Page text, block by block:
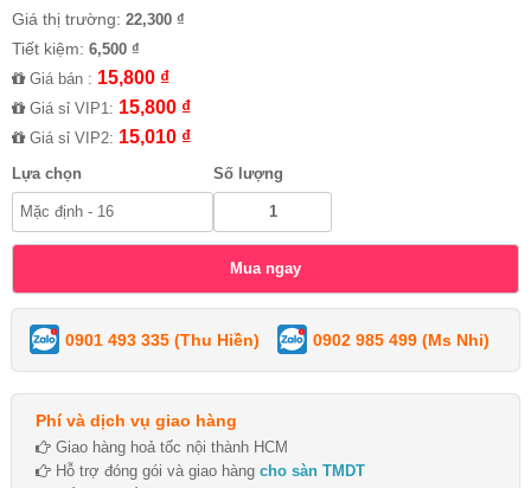
Giá thị trường: 22,300 ₫
Tiết kiệm: 6,500 ₫
Giá bán : 15,800 ₫
Giá sỉ VIP1: 15,800 ₫
Giá sỉ VIP2: 15,010 ₫
Lựa chọn Số lượng
0901 493 335 (Thu Hiền) 0902 985 499 (Ms Nhi)
Phí và dịch vụ giao hàng
Giao hàng hoả tốc nội thành HCM
Hỗ trợ đóng gói và giao hàng cho sàn TMDT